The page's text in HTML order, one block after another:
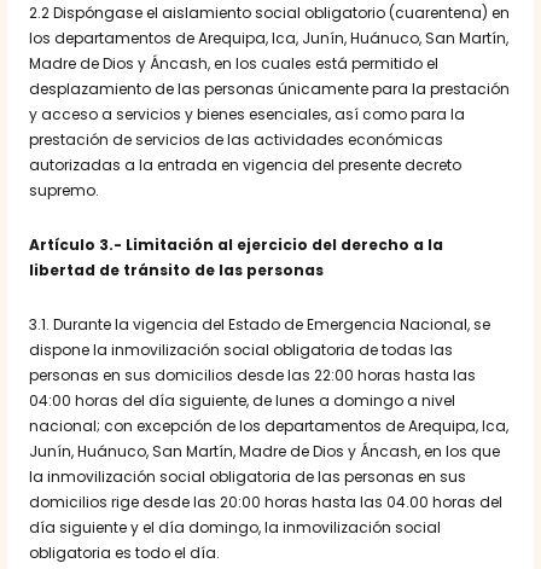
2.2 Dispóngase el aislamiento social obligatorio (cuarentena) en
los departamentos de Arequipa, Ica, Junín, Huánuco, San Martín,
Madre de Dios y Áncash, en los cuales está permitido el
desplazamiento de las personas únicamente para la prestación
y acceso a servicios y bienes esenciales, así como para la
prestación de servicios de las actividades económicas
autorizadas a la entrada en vigencia del presente decreto
supremo.
Artículo 3.- Limitación al ejercicio del derecho a la
libertad de tránsito de las personas
3.1. Durante la vigencia del Estado de Emergencia Nacional, se
dispone la inmovilización social obligatoria de todas las
personas en sus domicilios desde las 22:00 horas hasta las
04:00 horas del día siguiente, de lunes a domingo a nivel
nacional; con excepción de los departamentos de Arequipa, Ica,
Junín, Huánuco, San Martín, Madre de Dios y Áncash, en los que
la inmovilización social obligatoria de las personas en sus
domicilios rige desde las 20:00 horas hasta las 04.00 horas del
día siguiente y el día domingo, la inmovilización social
obligatoria es todo el día.